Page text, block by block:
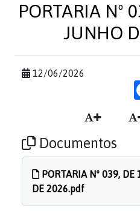
PORTARIA Nº
JUNHO
12/06/2026
Documentos
PORTARIA Nº 039, DE
DE 2026.pdf